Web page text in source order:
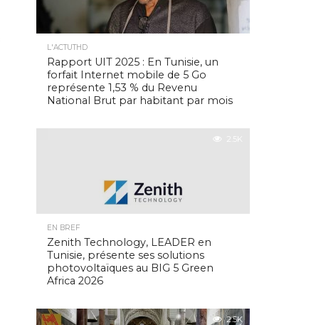
L'ACTUTHD
Rapport UIT 2025 : En Tunisie, un
forfait Internet mobile de 5 Go
représente 1,53 % du Revenu
National Brut par habitant par mois
2.5K
EN BREF
Zenith Technology, LEADER en
Tunisie, présente ses solutions
photovoltaïques au BIG 5 Green
Africa 2026
2.5K